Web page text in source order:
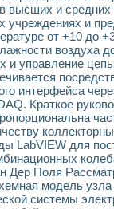
система
дисциплин
стенд для
практикумы
измеритель
практикум по
виртуальной
практикумы по
внедрения в рамках
LabVIEW
повышения
LabVIEW
виртуальной
высших и
учреждениях и
от +10 до
воздуха
и управление
интерфейса
Краткое
LabVIEW для
Дер Поля
модель узла
системы